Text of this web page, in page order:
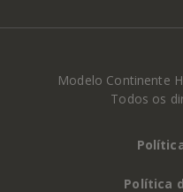
Modelo Continente
Todos os
Política